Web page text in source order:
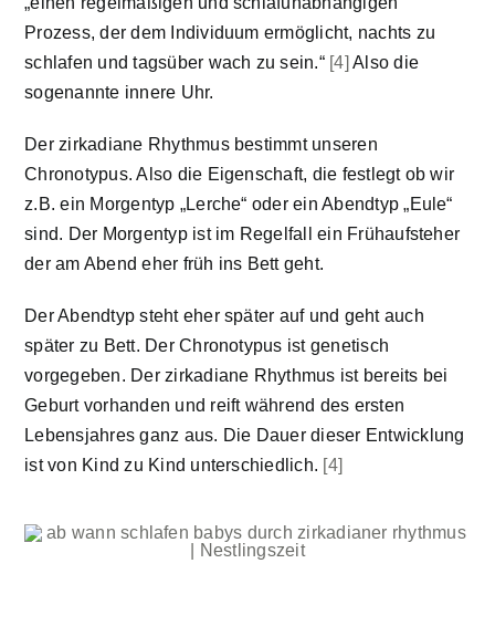
Prozess, der dem Individuum ermöglicht, nachts zu
schlafen und tagsüber wach zu sein.“ [4] Also die
sogenannte innere Uhr.
Der zirkadiane Rhythmus bestimmt unseren
Chronotypus. Also die Eigenschaft, die festlegt ob wir
z.B. ein Morgentyp „Lerche“ oder ein Abendtyp „Eule“
sind. Der Morgentyp ist im Regelfall ein Frühaufsteher
der am Abend eher früh ins Bett geht.
Der Abendtyp steht eher später auf und geht auch
später zu Bett. Der Chronotypus ist genetisch
vorgegeben. Der zirkadiane Rhythmus ist bereits bei
Geburt vorhanden und reift während des ersten
Lebensjahres ganz aus. Die Dauer dieser Entwicklung
ist von Kind zu Kind unterschiedlich. [4]